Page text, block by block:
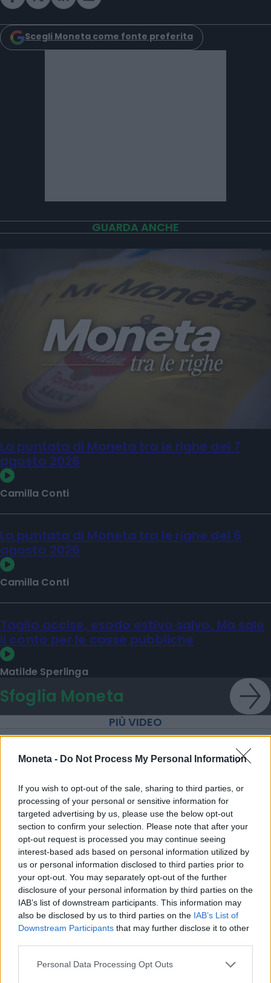
Moneta - Do Not Process My Personal Information
If you wish to opt-out of the sale, sharing to third parties, or
processing of your personal or sensitive information for
targeted advertising by us, please use the below opt-out
section to confirm your selection. Please note that after your
opt-out request is processed you may continue seeing
interest-based ads based on personal information utilized by
us or personal information disclosed to third parties prior to
your opt-out. You may separately opt-out of the further
disclosure of your personal information by third parties on the
IAB’s list of downstream participants. This information may
also be disclosed by us to third parties on the IAB’s List of
Downstream Participants that may further disclose it to other
Personal Data Processing Opt Outs
Scegli Moneta come fonte preferita
GUARDA ANCHE
La puntata di Moneta tra le righe del 7
agosto 2026
Camilla Conti
La puntata di Moneta tra le righe del 6
agosto 2026
Camilla Conti
Taglio accise, esodo estivo salvo. Ma sale
il conto per le casse pubbliche
Matilde Sperlinga
Sfoglia Moneta
PIÙ VIDEO
La puntata di Moneta tra le righe del 7